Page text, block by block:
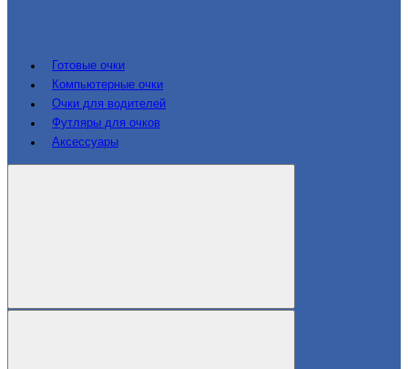
Готовые очки
Компьютерные очки
Очки для водителей
Футляры для очков
Аксессуары